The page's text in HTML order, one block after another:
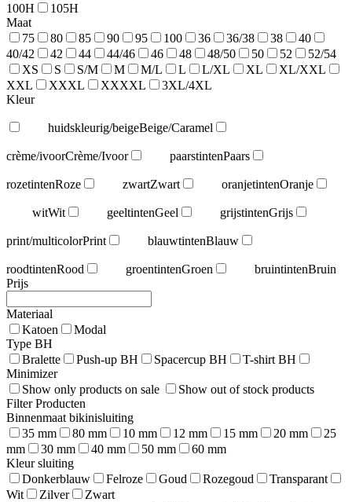
100H
105H
Maat
75
80 85 90 95 100 36 36/38 38
40
40/42
42 44 44/46 46 48 48/50 50 52
52/54
XS
S S/M M M/L L L/XL XL
XL/XXL
XXL
XXXL XXXXL
3XL/4XL
Kleur
huidskleurig/beigeBeige/Caramel
crème/ivoorCrème/Ivoor paarstintenPaars
rozetintenRoze zwartZwart oranjetintenOranje
witWit geeltintenGeel grijstintenGrijs
print/multicolorPrint blauwtintenBlauw
roodtintenRood groentintenGroen bruintintenBruin
Prijs
Materiaal
Katoen
Modal
Type BH
Bralette
Push-up BH Spacercup BH
T-shirt BH
Minimizer
Show only products on sale
Show out of stock products
Filter Producten
Binnenmaat bikinisluiting
35 mm
80 mm 10 mm 12 mm 15 mm 20 mm
25
mm
30 mm 40 mm 50 mm
60 mm
Kleur sluiting
Donkerblauw
Felroze Goud Rozegoud
Transparant
Wit
Zilver
Zwart